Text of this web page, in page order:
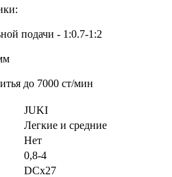
подачи - 1:0.7-1:2
до 7000 ст/мин
JUKI
Легкие и средние
Нет
0,8-4
DCx27